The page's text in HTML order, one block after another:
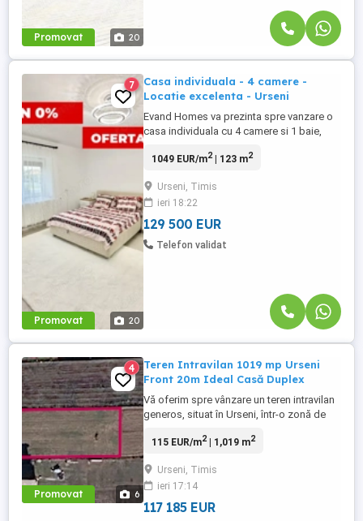
Promovat 20
Promovat 20
7
Casa individuala - 4 camere -
Locatie excelenta - Urseni
Evand Homes va prezinta spre vanzare o
casa individuala cu 4 camere si 1 baie,
aproape de magazine, parc si scoala.
mp si un teren de 630 mp, construita in
anul 1940 si 2010, pe structura de
caramida si voiuga. ...
1049 EUR/m2| 123 m2
Urseni, Timis
ieri 18:22
129 500 EUR
Telefon validat
Promovat 6
4
Teren Intravilan 1019 mp Urseni
Front 20m Ideal Casă Duplex
Vă oferim spre vânzare un teren intravilan
generos, situat în Urseni, într-o zonă de
locația perfectă pentru cei care își doresc
dezvoltarea unui proiect tip duplex.
Suprafață: 1019 mp -ideal pentru grădină,
piscină . Front ...
115 EUR/m2| 1,019 m2
Urseni, Timis
ieri 17:14
117 185 EUR